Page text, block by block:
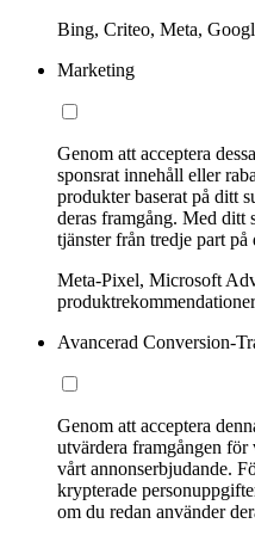
Bing, Criteo, Meta,
Marketing
Genom att acceptera
sponsrat innehåll eller
produkter baserat på ditt
deras framgång. Med ditt
tjänster från tredje part på
Meta-Pixel, Microsoft
Avancerad Conversion-
Genom att acceptera
utvärdera framgången
vårt annonserbjudande.
krypterade
om du redan använder